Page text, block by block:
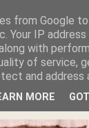
from Google
Your IP
with
of service,
and address
MORE